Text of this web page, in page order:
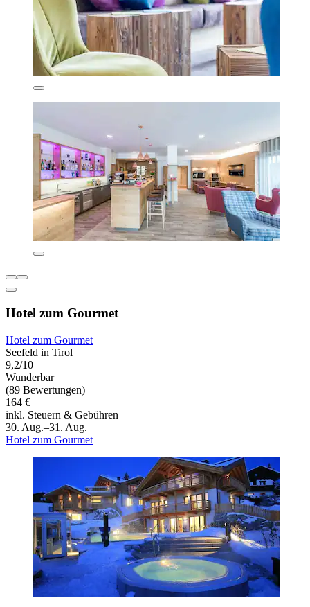
Hotel zum Gourmet
Hotel zum Gourmet
Seefeld in Tirol
9,2/10
Wunderbar
(89 Bewertungen)
164 €
inkl. Steuern & Gebühren
30. Aug.–31. Aug.
Hotel zum Gourmet